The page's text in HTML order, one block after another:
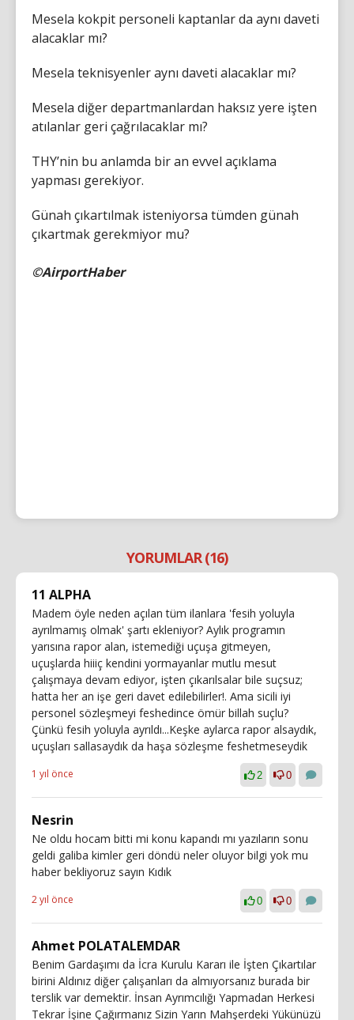
Mesela kokpit personeli kaptanlar da aynı daveti
alacaklar mı?
Mesela teknisyenler aynı daveti alacaklar mı?
Mesela diğer departmanlardan haksız yere işten
atılanlar geri çağrılacaklar mı?
THY’nin bu anlamda bir an evvel açıklama
yapması gerekiyor.
Günah çıkartılmak isteniyorsa tümden günah
çıkartmak gerekmiyor mu?
©AirportHaber
YORUMLAR (16)
11 ALPHA
Madem öyle neden açılan tüm ilanlara 'fesih yoluyla
ayrılmamış olmak' şartı ekleniyor? Aylık programın
yarısına rapor alan, istemediği uçuşa gitmeyen,
uçuşlarda hiiiç kendini yormayanlar mutlu mesut
çalışmaya devam ediyor, işten çıkarılsalar bile suçsuz;
hatta her an işe geri davet edilebilirler!. Ama sicili iyi
personel sözleşmeyi feshedince ömür billah suçlu?
Çünkü fesih yoluyla ayrıldı...Keşke aylarca rapor alsaydık,
uçuşları sallasaydık da haşa sözleşme feshetmeseydik
1 yıl önce 2 0
Nesrin
Ne oldu hocam bitti mi konu kapandı mı yazıların sonu
geldi galiba kimler geri döndü neler oluyor bilgi yok mu
haber bekliyoruz sayın Kıdık
2 yıl önce 0 0
Ahmet POLATALEMDAR
Benim Gardaşımı da İcra Kurulu Kararı ile İşten Çıkartılar
birini Aldınız diğer çalışanları da almıyorsanız burada bir
terslik var demektir. İnsan Ayrımcılığı Yapmadan Herkesi
Tekrar İşine Çağırmanız Sizin Yarın Mahşerdeki Yükünüzü